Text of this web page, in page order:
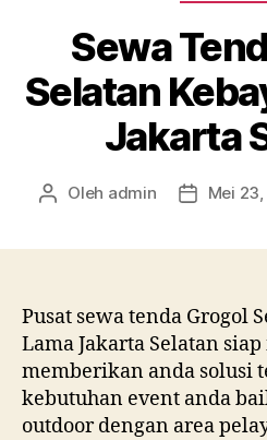
Sewa
Selatan
Jakarta
Penulis
Oleh admin
Tanggal
Mei
Pusat sewa tenda Grogol
Lama Jakarta Selatan
memberikan anda solusi
kebutuhan event anda
outdoor dengan area